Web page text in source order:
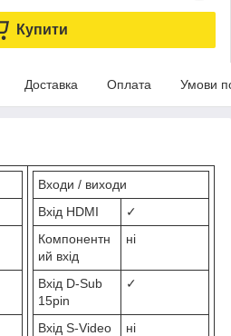
Купити
Доставка Оплата Умови
Входи / виходи
Вхід HDMI
✓
Компонентн
ий вхід
ні
Вхід D-Sub
15pin
✓
Вхід S-Video
ні